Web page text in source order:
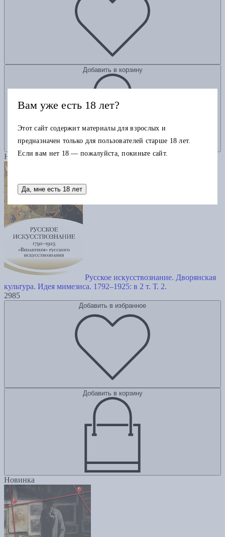
Добавить в корзину
Новинка
Русское искусствознание. Дворянская
культура. Идея мимезиса. 1792–1925: в 2 т. Т. 2.
2985
Добавить в избранное
Добавить в корзину
Новинка
Вам уже есть 18 лет?
Этот сайт содержит материалы для взрослых и
предназначен только для пользователей старше 18 лет.
Если вам нет 18 — пожалуйста, покиньте сайт.
Да, мне есть 18 лет